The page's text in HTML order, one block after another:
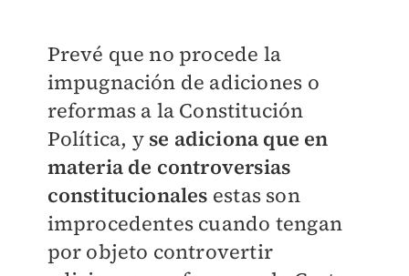
Prevé que no procede la
impugnación de adiciones o
reformas a la Constitución
Política, yse adiciona que en
materia de controversias
constitucionales estas son
improcedentes cuando tengan
por objeto controvertir